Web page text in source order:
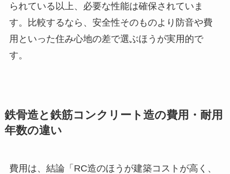
られている以上、必要な性能は確保されていま
す。比較するなら、安全性そのものより防音や費
用といった住み心地の差で選ぶほうが実用的で
す。
鉄骨造と鉄筋コンクリート造の費用・耐用
年数の違い
費用は、結論「RC造のほうが建築コストが高く、